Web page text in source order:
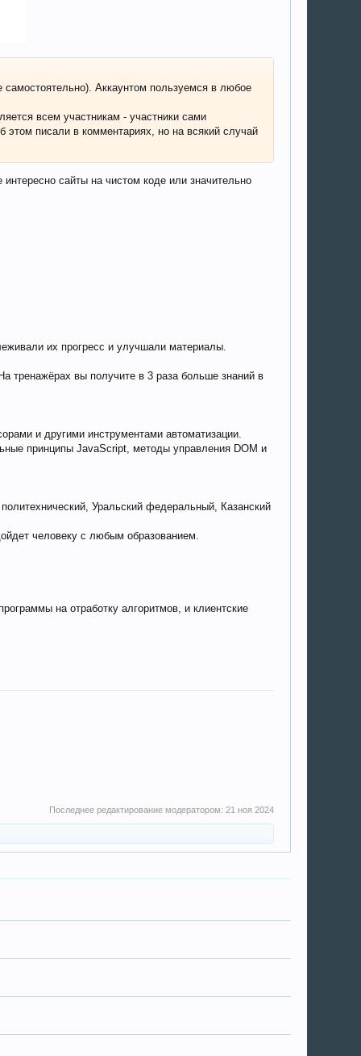
Аккаунтом пользуемся в любое
всем участникам - участники сами
этом писали в комментариях, но на всякий случай
сайты на чистом коде или значительно
их прогресс и улучшали материалы.
тренажёрах вы получите в 3 раза больше знаний в
и другими инструментами автоматизации.
принципы JavaScript, методы управления DOM и
Уральский федеральный, Казанский
человеку с любым образованием.
на отработку алгоритмов, и клиентские
Последнее редактирование модератором: 21 ноя 2024